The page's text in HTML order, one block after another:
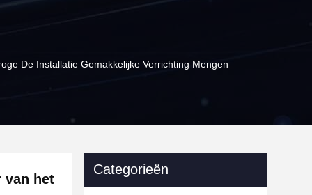
De Installatie Gemakkelijke Verrichting Mengen
van het
Categorieën